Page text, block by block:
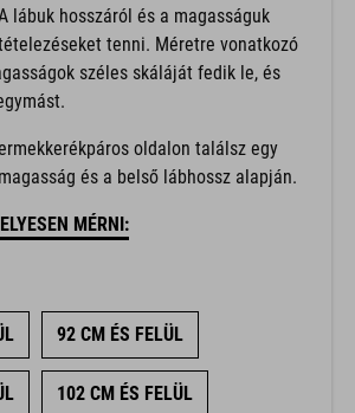
lábuk hosszáról és a magasságuk
tenni. Méretre vonatkozó
széles skáláját fedik le, és
oldalon találsz egy
és a belső lábhossz alapján.
MÉRNI:
92 CM ÉS FELÜL
102 CM ÉS FELÜL